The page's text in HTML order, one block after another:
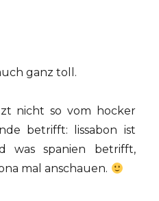
ganz toll.
nicht so vom hocker
betrifft: lissabon ist
was spanien betrifft,
mal anschauen.